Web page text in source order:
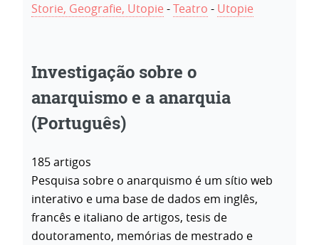
Storie, Geografie, Utopie -Teatro - Utopie
Investigação sobre o
anarquismo e a anarquia
(Português)
185 artigos
Pesquisa sobre o anarquismo é um sítio web
interativo e uma base de dados em inglês,
francês e italiano de artigos, tesis de
doutoramento, memórias de mestrado e